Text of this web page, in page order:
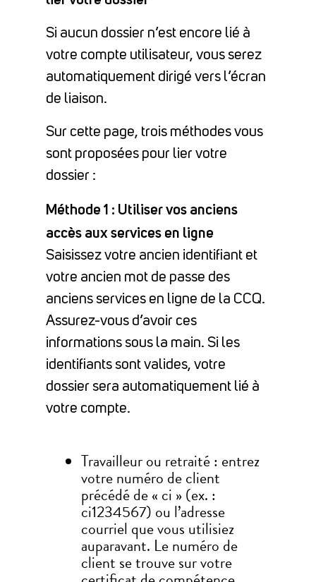
Si aucun dossier n’est encore lié à
votre compte utilisateur, vous serez
automatiquement dirigé vers l’écran
de liaison.
Sur cette page, trois méthodes vous
sont proposées pour lier votre
dossier :
Méthode 1 : Utiliser vos anciens
accès aux services en ligne
Saisissez votre ancien identifiant et
votre ancien mot de passe des
anciens services en ligne de la CCQ.
Assurez-vous d’avoir ces
informations sous la main. Si les
identifiants sont valides, votre
dossier sera automatiquement lié à
votre compte.
Travailleur ou retraité : entrez
votre numéro de client
précédé de « ci » (ex. :
ci1234567) ou l’adresse
courriel que vous utilisiez
auparavant. Le numéro de
client se trouve sur votre